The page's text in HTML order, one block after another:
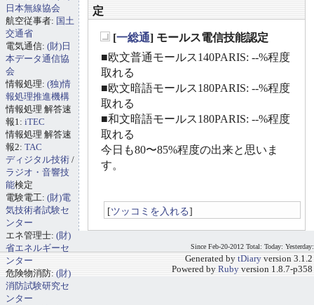
定
[一総通] モールス電信技能認定
■欧文普通モールス140PARIS: --%程度
取れる
■欧文暗語モールス180PARIS: --%程度
取れる
■和文暗語モールス180PARIS: --%程度
取れる
今日も80〜85%程度の出来と思いま
す。
[ツッコミを入れる]
日本無線協会
航空従事者: 国土
交通省
電気通信: (財)日
本データ通信協
会
情報処理: (独)情
報処理推進機構
情報処理 解答速
報1: iTEC
情報処理 解答速
報2: TAC
ディジタル技術 /
ラジオ・音響技
能検定
電験電工: (財)電
気技術者試験セ
ンター
エネ管理士: (財)
省エネルギーセ
ンター
危険物消防: (財)
消防試験研究セ
ンター
Since Feb-20-2012 Total: Today: Yesterday:
Generated by tDiary version 3.1.2
Powered by Ruby version 1.8.7-p358